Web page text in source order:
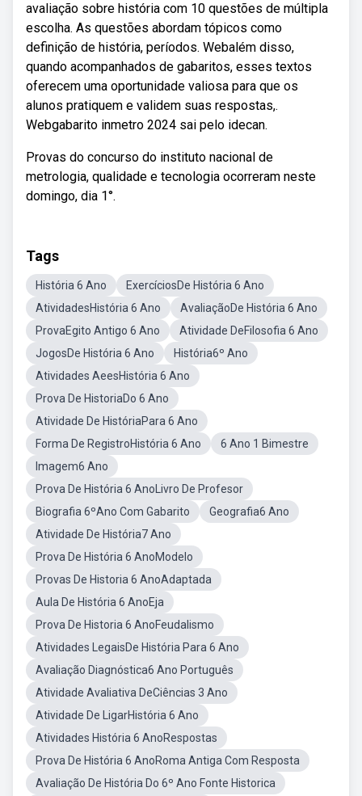
avaliação sobre história com 10 questões de múltipla
escolha. As questões abordam tópicos como
definição de história, períodos. Webalém disso,
quando acompanhados de gabaritos, esses textos
oferecem uma oportunidade valiosa para que os
alunos pratiquem e validem suas respostas,.
Webgabarito inmetro 2024 sai pelo idecan.
Provas do concurso do instituto nacional de
metrologia, qualidade e tecnologia ocorreram neste
domingo, dia 1°.
Tags
História 6 Ano
ExercíciosDe História 6 Ano
AtividadesHistória 6 Ano
AvaliaçãoDe História 6 Ano
ProvaEgito Antigo 6 Ano
Atividade DeFilosofia 6 Ano
JogosDe História 6 Ano
História6º Ano
Atividades AeesHistória 6 Ano
Prova De HistoriaDo 6 Ano
Atividade De HistóriaPara 6 Ano
Forma De RegistroHistória 6 Ano
6 Ano 1 Bimestre
Imagem6 Ano
Prova De História 6 AnoLivro De Profesor
Biografia 6ºAno Com Gabarito
Geografia6 Ano
Atividade De História7 Ano
Prova De História 6 AnoModelo
Provas De Historia 6 AnoAdaptada
Aula De História 6 AnoEja
Prova De Historia 6 AnoFeudalismo
Atividades LegaisDe História Para 6 Ano
Avaliação Diagnóstica6 Ano Português
Atividade Avaliativa DeCiências 3 Ano
Atividade De LigarHistória 6 Ano
Atividades História 6 AnoRespostas
Prova De História 6 AnoRoma Antiga Com Resposta
Avaliação De História Do 6º Ano Fonte Historica